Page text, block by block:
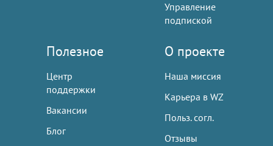
Управление
подпиской
Полезное
Центр
поддержки
Вакансии
Блог
О проекте
Наша миссия
Карьера в WZ
Польз. согл.
Отзывы